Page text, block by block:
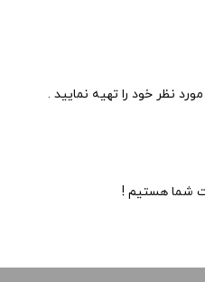
نظر خود را تهیه نمایید .
شما هستیم !